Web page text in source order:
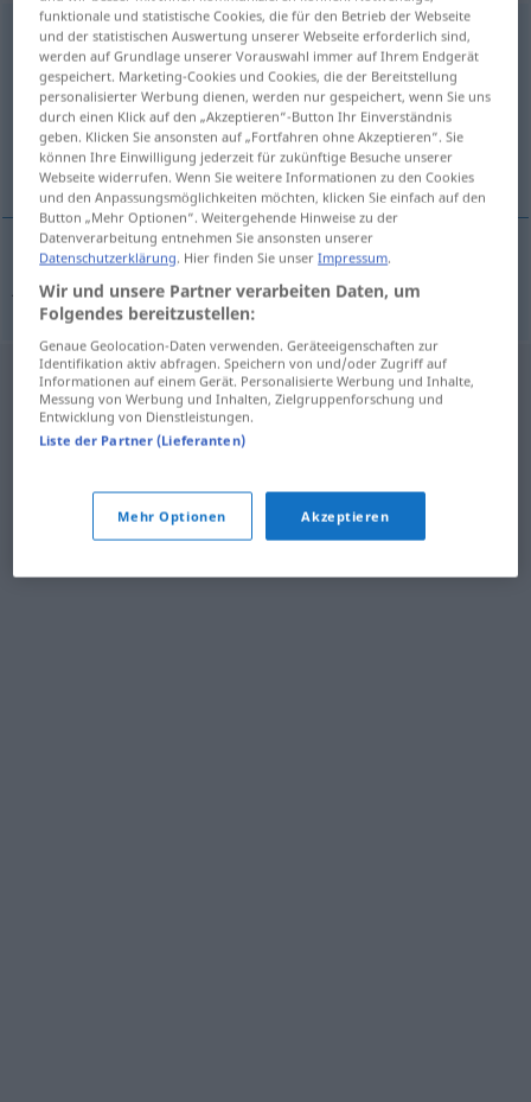
Zungenlautm <-(e)s;Zungenläute>
Übersicht aller Übersetzungen
(Für mehr Details die Übersetzung anklicken/antippen)
jezični glas
jezičniglas Zungenlaut LING
funktionale und statistische Cookies, die für den Betrieb der Webseite
und der statistischen Auswertung unserer Webseite erforderlich sind,
werden auf Grundlage unserer Vorauswahl immer auf Ihrem Endgerät
gespeichert. Marketing-Cookies und Cookies, die der Bereitstellung
personalisierter Werbung dienen, werden nur gespeichert, wenn Sie uns
durch einen Klick auf den „Akzeptieren“-Button Ihr Einverständnis
geben. Klicken Sie ansonsten auf „Fortfahren ohne Akzeptieren“. Sie
können Ihre Einwilligung jederzeit für zukünftige Besuche unserer
Webseite widerrufen. Wenn Sie weitere Informationen zu den Cookies
und den Anpassungsmöglichkeiten möchten, klicken Sie einfach auf den
Button „Mehr Optionen“. Weitergehende Hinweise zu der
Datenverarbeitung entnehmen Sie ansonsten unserer
Datenschutzerklärung. Hier finden Sie unserImpressum.
Wir und unsere Partner verarbeiten Daten, um
Folgendes bereitzustellen:
Genaue Geolocation-Daten verwenden. Geräteeigenschaften zur
Identifikation aktiv abfragen. Speichern von und/oder Zugriff auf
Informationen auf einem Gerät. Personalisierte Werbung und Inhalte,
Messung von Werbung und Inhalten, Zielgruppenforschung und
Entwicklung von Dienstleistungen.
Liste der Partner (Lieferanten)
Mehr Optionen Akzeptieren